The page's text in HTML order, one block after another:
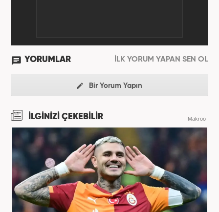
YORUMLAR İLK YORUM YAPAN SEN OL
Bir Yorum Yapın
İLGİNİZİ ÇEKEBİLİR Makroo